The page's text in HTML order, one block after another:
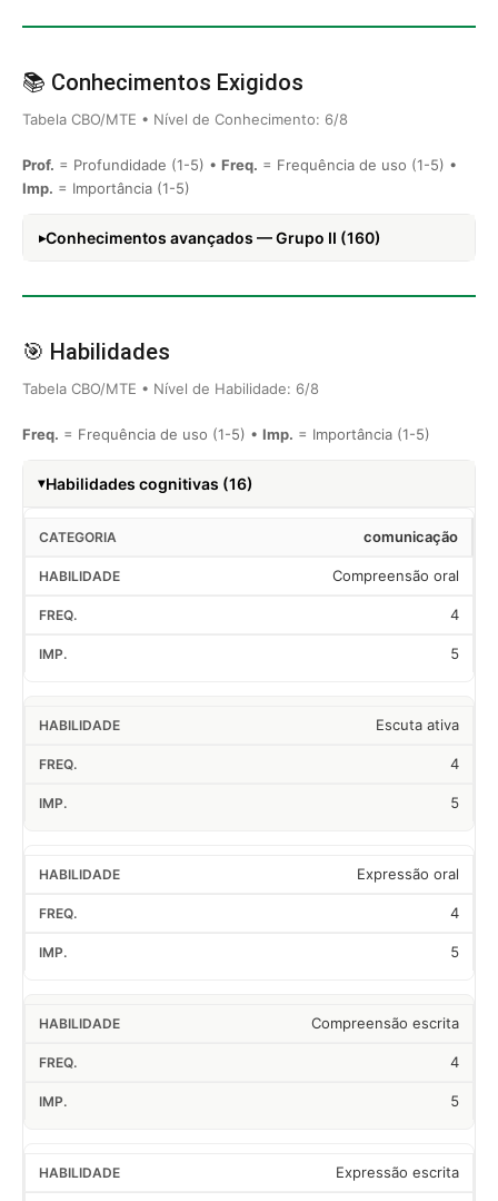
📚 Conhecimentos Exigidos
Tabela CBO/MTE • Nível de Conhecimento: 6/8
Prof. = Profundidade (1-5) • Freq. = Frequência de uso (1-5) •
Imp. = Importância (1-5)
Conhecimentos avançados — Grupo II (160)
🎯 Habilidades
Tabela CBO/MTE • Nível de Habilidade: 6/8
Freq. = Frequência de uso (1-5) • Imp. = Importância (1-5)
Habilidades cognitivas (16)
comunicação
Compreensão oral
4
5
Escuta ativa
4
5
Expressão oral
4
5
Compreensão escrita
4
5
Expressão escrita